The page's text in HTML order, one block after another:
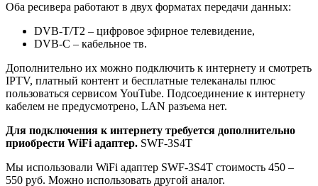
Оба ресивера работают в двух форматах передачи данных:
DVB-T/Т2 – цифровое эфирное телевидение,
DVB-C – кабельное тв.
Дополнительно их можно подключить к интернету и смотреть
IPTV, платный контент и бесплатные телеканалы плюс
пользоваться сервисом YouTube. Подсоединение к интернету
кабелем не предусмотрено, LAN разъема нет.
Для подключения к интернету требуется дополнительно
приобрести WiFi адаптер. SWF-3S4T
Мы использовали WiFi адаптер SWF-3S4T стоимость 450 –
550 руб. Можно использовать другой аналог.